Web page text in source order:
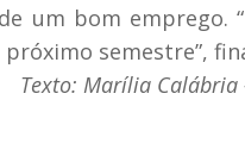
um bom emprego.
semestre”,
Texto: Marília Calábria